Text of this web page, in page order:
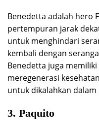
Benedetta adalah hero
pertempuran jarak
untuk menghindari
kembali dengan
Benedetta juga
meregenerasi
untuk dikalahkan
3. Paquito